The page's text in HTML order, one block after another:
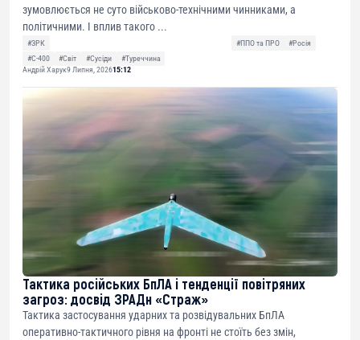
зумовлюється не суто військово-технічними чинниками, а
політичними. І вплив такого ...
#ЗРК #ППО та ПРО
#Росія
#С-400
#Світ #Сусіди
#Туреччина
Андрій Харук9 Липня, 202615:12
Тактика російських БпЛА і тенденції повітряних
загроз: досвід ЗРАДн «Страж»
Тактика застосування ударних та розвідувальних БпЛА
оперативно-тактичного рівня на фронті не стоїть без змін,